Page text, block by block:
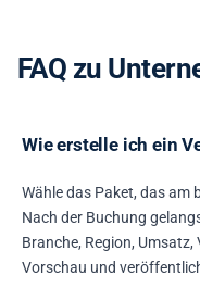
FAQ zu
Wie erstelle ich ein
Wähle das Paket, das am
Nach der Buchung
Branche, Region,
Vorschau und